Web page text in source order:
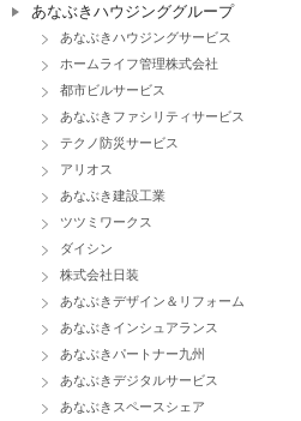
あなぶきハウジンググループ
あなぶきハウジングサービス
ホームライフ管理株式会社
都市ビルサービス
あなぶきファシリティサービス
テクノ防災サービス
アリオス
あなぶき建設工業
ツツミワークス
ダイシン
株式会社日装
あなぶきデザイン＆リフォーム
あなぶきインシュアランス
あなぶきパートナー九州
あなぶきデジタルサービス
あなぶきスペースシェア